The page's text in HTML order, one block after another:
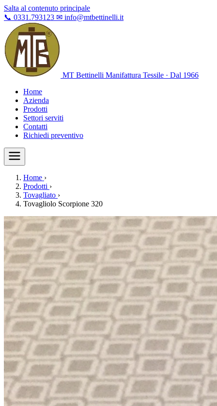
Salta al contenuto principale
📞 0331.793123 ✉ info@mtbettinelli.it
MT Bettinelli Manifattura Tessile · Dal 1966
Home
Azienda
Prodotti
Settori serviti
Contatti
Richiedi preventivo
Home ›
Prodotti ›
Tovagliato ›
Tovagliolo Scorpione 320